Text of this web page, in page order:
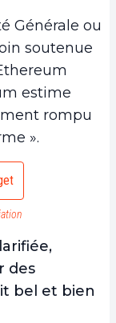
Générale ou
soutenue
estime
rompu
».
des
bel et bien